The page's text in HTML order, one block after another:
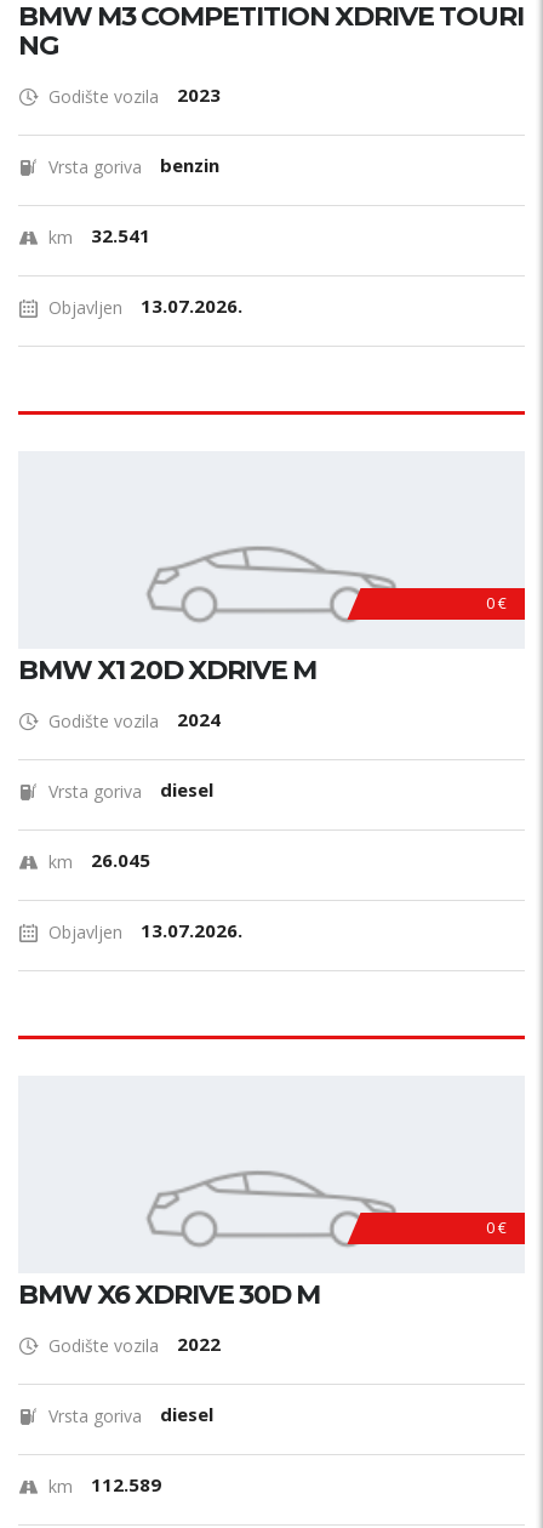
BMW M3 COMPETITION XDRIVE TOURI
NG
Godište vozila 2023
Vrsta goriva benzin
km 32.541
Objavljen 13.07.2026.
0 €
BMW X1 20D XDRIVE M
Godište vozila 2024
Vrsta goriva diesel
km 26.045
Objavljen 13.07.2026.
0 €
BMW X6 XDRIVE 30D M
Godište vozila 2022
Vrsta goriva diesel
km 112.589